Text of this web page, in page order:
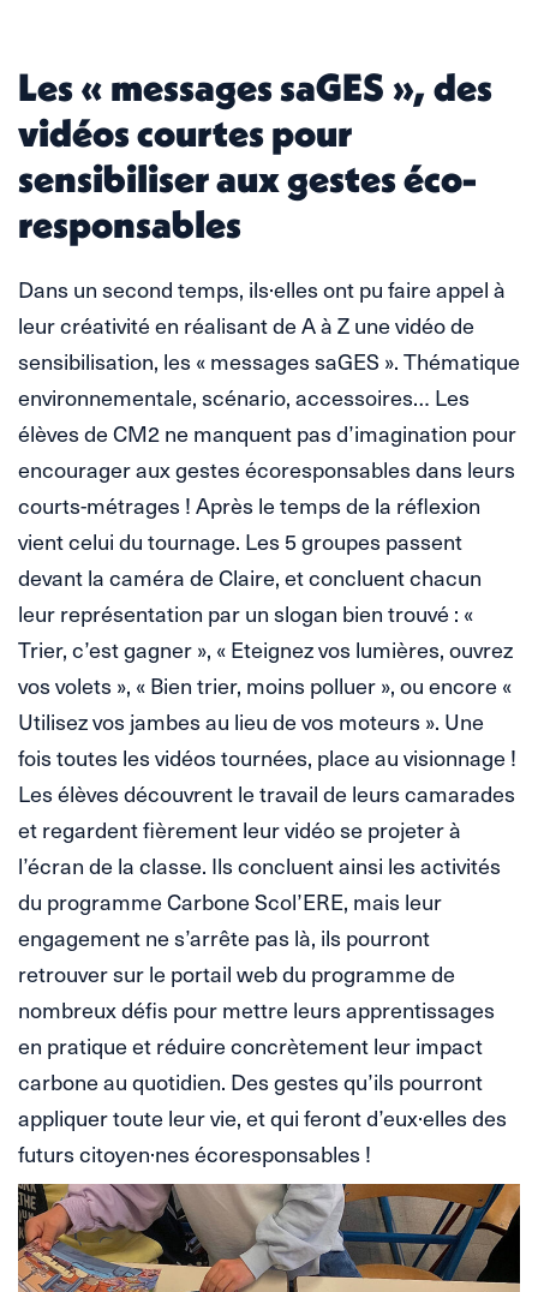
Les « messages saGES », des
vidéos courtes pour
sensibiliser aux gestes éco-
responsables
Dans un second temps, ils·elles ont pu faire appel à
leur créativité en réalisant de A à Z une vidéo de
sensibilisation, les « messages saGES ». Thématique
environnementale, scénario, accessoires… Les
élèves de CM2 ne manquent pas d’imagination pour
encourager aux gestes écoresponsables dans leurs
courts-métrages ! Après le temps de la réflexion
vient celui du tournage. Les 5 groupes passent
devant la caméra de Claire, et concluent chacun
leur représentation par un slogan bien trouvé : «
Trier, c’est gagner », « Eteignez vos lumières, ouvrez
vos volets », « Bien trier, moins polluer », ou encore «
Utilisez vos jambes au lieu de vos moteurs ». Une
fois toutes les vidéos tournées, place au visionnage !
Les élèves découvrent le travail de leurs camarades
et regardent fièrement leur vidéo se projeter à
l’écran de la classe. Ils concluent ainsi les activités
du programme Carbone Scol’ERE, mais leur
engagement ne s’arrête pas là, ils pourront
retrouver sur le portail web du programme de
nombreux défis pour mettre leurs apprentissages
en pratique et réduire concrètement leur impact
carbone au quotidien. Des gestes qu’ils pourront
appliquer toute leur vie, et qui feront d’eux·elles des
futurs citoyen·nes écoresponsables !